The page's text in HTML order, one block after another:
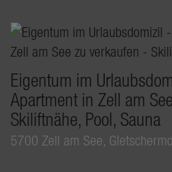
Eigentum im
Apartment in Zell am
Skiliftnähe, Pool, Sauna
5700 Zell am See,